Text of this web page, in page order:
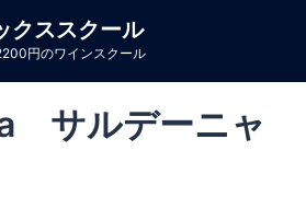
クススクール
円のワインスクール
サルデーニャ